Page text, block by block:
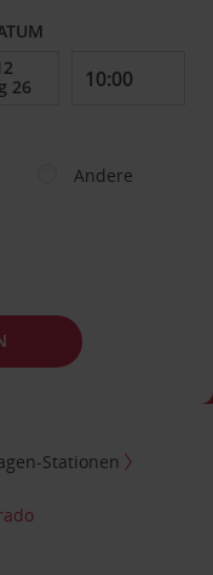
Andere
Stationen